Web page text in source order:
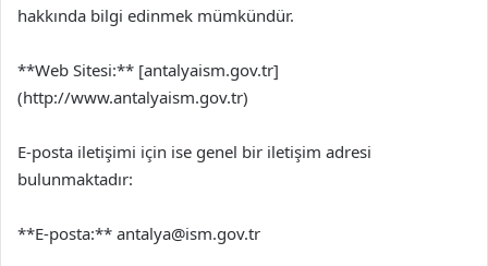
hakkında bilgi edinmek mümkündür.
**Web Sitesi:** [antalyaism.gov.tr]
(http://www.antalyaism.gov.tr)
E-posta iletişimi için ise genel bir iletişim adresi
bulunmaktadır:
**E-posta:** antalya@ism.gov.tr